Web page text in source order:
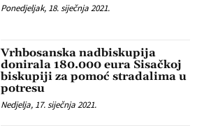
Ponedjeljak, 18. siječnja 2021.
Vrhbosanska nadbiskupija
donirala 180.000 eura Sisačkoj
biskupiji za pomoć stradalima u
potresu
Nedjelja, 17. siječnja 2021.